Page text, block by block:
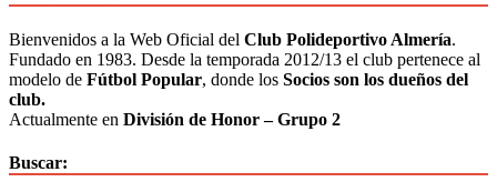
Bienvenidos a la Web Oficial del Club Polideportivo Almería.
Fundado en 1983. Desde la temporada 2012/13 el club pertenece al
modelo de Fútbol Popular, donde los Socios son los dueños del
club.
Actualmente en División de Honor – Grupo 2
Buscar: